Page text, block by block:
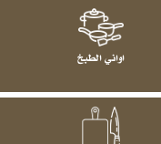
اواني الطبخ